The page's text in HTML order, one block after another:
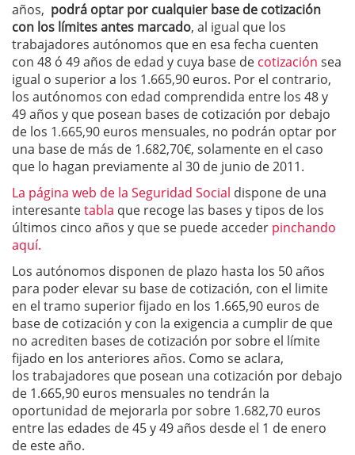
años, podrá optar por cualquier base de cotización
con los límites antes marcado, al igual que los
trabajadores autónomos que en esa fecha cuenten
con 48 ó 49 años de edad y cuya base de cotización sea
igual o superior a los 1.665,90 euros. Por el contrario,
los autónomos con edad comprendida entre los 48 y
49 años y que posean bases de cotización por debajo
de los 1.665,90 euros mensuales, no podrán optar por
una base de más de 1.682,70€, solamente en el caso
que lo hagan previamente al 30 de junio de 2011.
La página web de la Seguridad Social dispone de una
interesantetabla que recoge las bases y tipos de los
últimos cinco años y que se puede acceder pinchando
aquí.
Los autónomos disponen de plazo hasta los 50 años
para poder elevar su base de cotización, con el limite
en el tramo superior fijado en los 1.665,90 euros de
base de cotización y con la exigencia a cumplir de que
no acrediten bases de cotización por sobre el límite
fijado en los anteriores años. Como se aclara,
los trabajadores que posean una cotización por debajo
de 1.665,90 euros mensuales no tendrán la
oportunidad de mejorarla por sobre 1.682,70 euros
entre las edades de 45 y 49 años desde el 1 de enero
de este año.